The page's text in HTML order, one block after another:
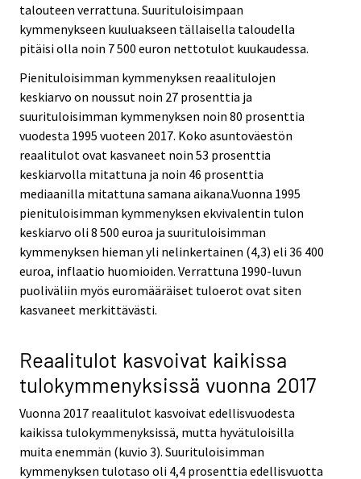
talouteen verrattuna. Suurituloisimpaan
kymmenykseen kuuluakseen tällaisella taloudella
pitäisi olla noin 7 500 euron nettotulot kuukaudessa.
Pienituloisimman kymmenyksen reaalitulojen
keskiarvo on noussut noin 27 prosenttia ja
suurituloisimman kymmenyksen noin 80 prosenttia
vuodesta 1995 vuoteen 2017. Koko asuntoväestön
reaalitulot ovat kasvaneet noin 53 prosenttia
keskiarvolla mitattuna ja noin 46 prosenttia
mediaanilla mitattuna samana aikana.Vuonna 1995
pienituloisimman kymmenyksen ekvivalentin tulon
keskiarvo oli 8 500 euroa ja suurituloisimman
kymmenyksen hieman yli nelinkertainen (4,3) eli 36 400
euroa, inflaatio huomioiden. Verrattuna 1990-luvun
puoliväliin myös euromääräiset tuloerot ovat siten
kasvaneet merkittävästi.
Reaalitulot kasvoivat kaikissa
tulokymmenyksissä vuonna 2017
Vuonna 2017 reaalitulot kasvoivat edellisvuodesta
kaikissa tulokymmenyksissä, mutta hyvätuloisilla
muita enemmän (kuvio 3). Suurituloisimman
kymmenyksen tulotaso oli 4,4 prosenttia edellisvuotta